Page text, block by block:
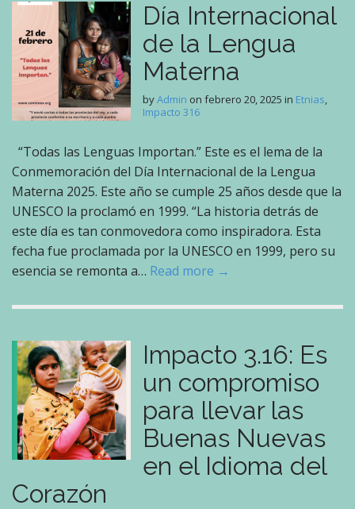
Día Internacional
de la Lengua
Materna
byAdmin on febrero 20, 2025 in Etnias,
Impacto 316
“Todas las Lenguas Importan.” Este es el lema de la
Conmemoración del Día Internacional de la Lengua
Materna 2025. Este año se cumple 25 años desde que la
UNESCO la proclamó en 1999. “La historia detrás de
este día es tan conmovedora como inspiradora. Esta
fecha fue proclamada por la UNESCO en 1999, pero su
esencia se remonta a… Read more →
Impacto 3.16: Es
un compromiso
para llevar las
Buenas Nuevas
en el Idioma del
Corazón